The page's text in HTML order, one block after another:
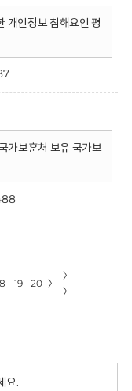
개인정보 침해요인 평
가보훈처 보유 국가보
19 20 〉
〉
〉
요.